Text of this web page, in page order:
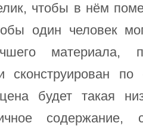
чтобы в нём
один человек
материала,
сконструирован
будет такая
содержание,